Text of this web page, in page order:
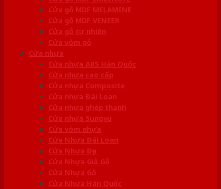
Cửa gỗ MDF MELAMINE
Cửa gỗ MDF VENEER
Cửa gỗ tự nhiên
Cửa vòm gỗ
Cửa nhựa
Cửa nhựa ABS Hàn Quốc
Cửa nhựa cao cấp
Cửa nhựa Composite
Cửa nhựa Đài Loan
Cửa nhựa ghép thanh
Cửa nhựa Sungyu
Cửa vòm nhựa
Cửa Nhựa Đài Loan
Cửa Nhựa Đẹp
Cửa Nhựa Giả Gỗ
Cửa Nhựa Gỗ
Cửa Nhựa Hàn Quốc